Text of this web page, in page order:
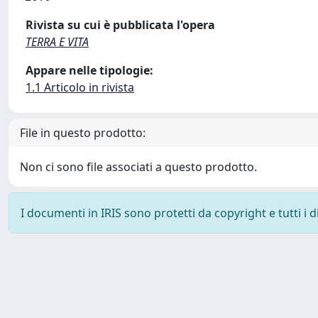
Rivista su cui è pubblicata l'opera
TERRA E VITA
Appare nelle tipologie:
1.1 Articolo in rivista
File in questo prodotto:
Non ci sono file associati a questo prodotto.
I documenti in IRIS sono protetti da copyright e tutti i